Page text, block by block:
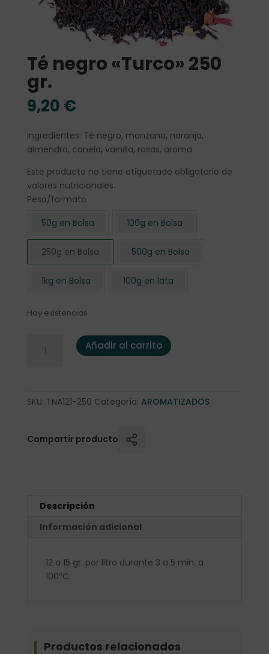
Té negro «Turco» 250
gr.
9,20 €
Ingredientes: Té negro, manzana, naranja,
almendra, canela, vainilla, rosas, aroma.
Este producto no tiene etiquetado obligatorio de
valores nutricionales.
Peso/formato
50g en Bolsa
100g en Bolsa
250g en Bolsa 500g en Bolsa
1kg en Bolsa 100g en lata
Hay existencias
Té negro "Turco" 250 gr. cantidad
Añadir al carrito
SKU: TNA121-250 Categoría: AROMATIZADOS
Compartir producto
Descripción
Información adicional
12 a 15 gr. por litro durante 3 a 5 min. a
100ºC.
Productos relacionados